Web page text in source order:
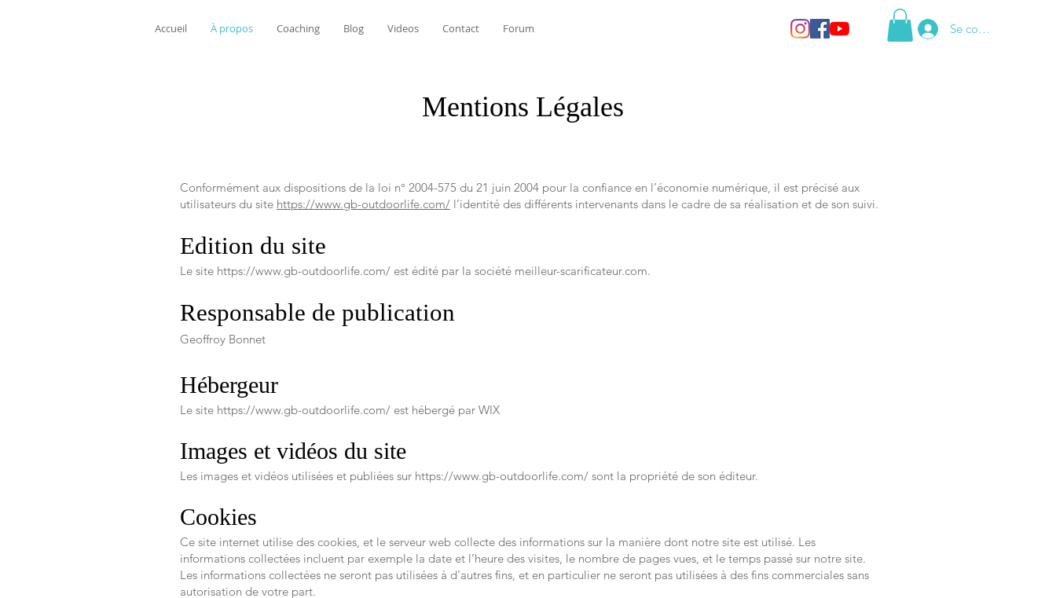
Accueil À propos Coaching Blog Videos Contact Forum Se connecter
Mentions Légales
Conformément aux dispositions de la loi n° 2004-575 du 21 juin 2004 pour la confiance en l’économie numérique, il est précisé aux
utilisateurs du site https://www.gb-outdoorlife.com/ l’identité des différents intervenants dans le cadre de sa réalisation et de son suivi.
Edition du site
Le site https://www.gb-outdoorlife.com/ est édité par la société meilleur-scarificateur.com.
Responsable de publication
Geoffroy Bonnet
Hébergeur
Le site https://www.gb-outdoorlife.com/ est hébergé par WIX
Images et vidéos du site
Les images et vidéos utilisées et publiées sur https://www.gb-outdoorlife.com/ sont la propriété de son éditeur.
Cookies
Ce site internet utilise des cookies, et le serveur web collecte des informations sur la manière dont notre site est utilisé. Les
informations collectées incluent par exemple la date et l’heure des visites, le nombre de pages vues, et le temps passé sur notre site.
Les informations collectées ne seront pas utilisées à d’autres fins, et en particulier ne seront pas utilisées à des fins commerciales sans
autorisation de votre part.